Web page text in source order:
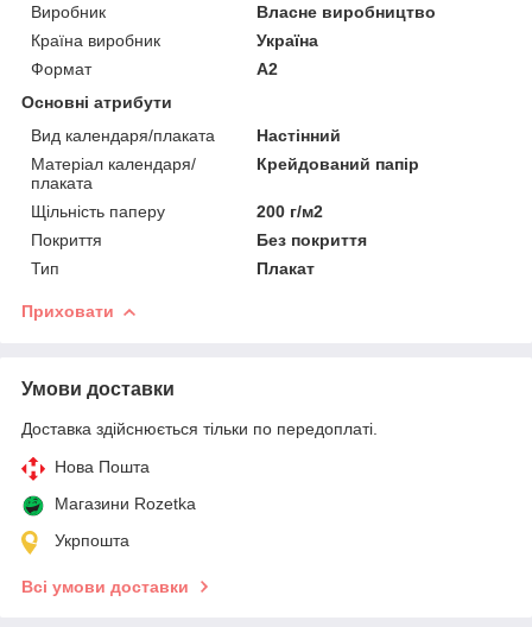
Виробник
Власне виробництво
Країна виробник
Україна
Формат
A2
Основні атрибути
Вид календаря/плаката
Настінний
Матеріал календаря/
плаката
Крейдований папір
Щільність паперу
200 г/м2
Покриття
Без покриття
Тип
Плакат
Приховати
Умови доставки
Доставка здійснюється тільки по передоплаті.
Нова Пошта
Магазини Rozetka
Укрпошта
Всі умови доставки